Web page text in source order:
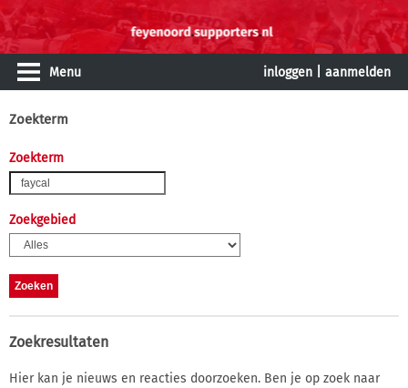
Menu inloggen aanmelden
Zoekterm
Zoekterm
Zoekgebied
Zoekresultaten
Hier kan je nieuws en reacties doorzoeken. Ben je op zoek naar